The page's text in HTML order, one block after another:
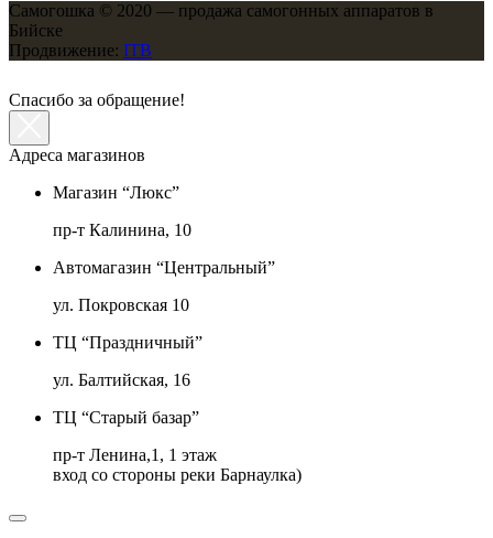
Самогошка © 2020 — продажа самогонных аппаратов в
Бийске
Продвижение: ITB
Спасибо за обращение!
Адреса магазинов
Магазин “Люкс”
пр-т Калинина, 10
Автомагазин “Центральный”
ул. Покровская 10
ТЦ “Праздничный”
ул. Балтийская, 16
ТЦ “Старый базар”
пр-т Ленина,1, 1 этаж
вход со стороны реки Барнаулка)